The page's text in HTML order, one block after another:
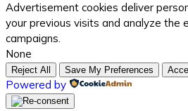
Advertisement cookies deliver
your previous visits and analyze the
campaigns.
None
Reject All Save My Preferences
Powered by